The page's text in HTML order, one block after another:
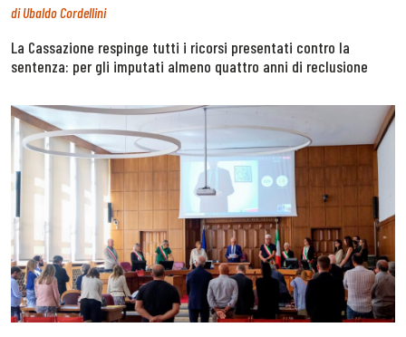
diUbaldo Cordellini
La Cassazione respinge tutti i ricorsi presentati contro la
sentenza: per gli imputati almeno quattro anni di reclusione